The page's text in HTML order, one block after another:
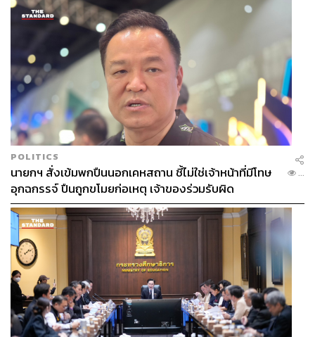
POLITICS
นายกฯ สั่งเข้มพกปืนนอกเคหสถาน ชี้ไม่ใช่เจ้าหน้าที่มีโทษ
อุกฉกรรจ์ ปืนถูกขโมยก่อเหตุ เจ้าของร่วมรับผิด
...